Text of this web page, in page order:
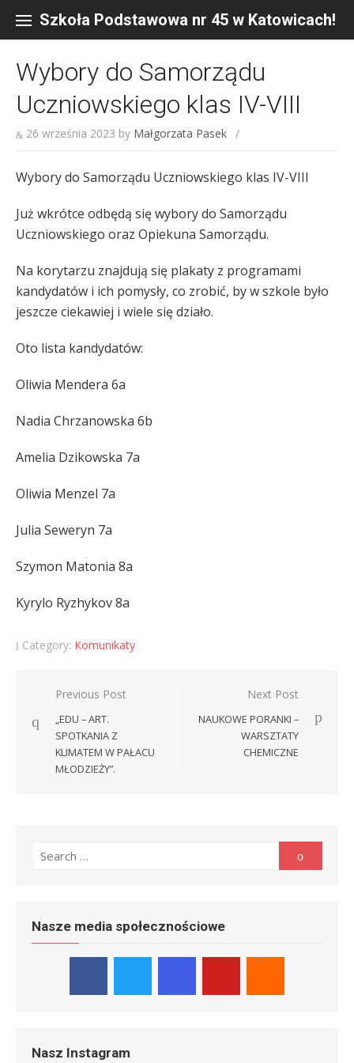
content
Szkoła Podstawowa nr 45 w Katowicach!
Wybory do Samorządu
Uczniowskiego klas IV-VIII
26 września 2023 by Małgorzata Pasek /
Wybory do Samorządu Uczniowskiego klas IV-VIII
Już wkrótce odbędą się wybory do Samorządu
Uczniowskiego oraz Opiekuna Samorządu.
Na korytarzu znajdują się plakaty z programami
kandydatów i ich pomysły, co zrobić, by w szkole było
jeszcze ciekawiej i wiele się działo.
Oto lista kandydatów:
Oliwia Mendera 6a
Nadia Chrzanowska 6b
Amelia Dzikowska 7a
Oliwia Menzel 7a
Julia Seweryn 7a
Szymon Matonia 8a
Kyrylo Ryzhykov 8a
Category: Komunikaty
Nawigacja
wpisu
Previous Post
„EDU – ART.
SPOTKANIA Z
KLIMATEM W PAŁACU
MŁODZIEŻY”.
Next Post
NAUKOWE PORANKI –
WARSZTATY
CHEMICZNE
for:
Nasze media społecznościowe
Nasz Instagram